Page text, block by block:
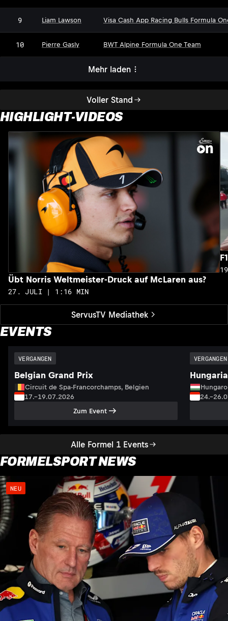
Voller Stand
9 Liam Lawson Visa Cash App Racing Bulls Formula
10 Pierre Gasly BWT Alpine Formula One Team
Mehr laden
HIGHLIGHT-VIDEOS
ServusTV Mediathek
Übt Norris Weltmeister-Druck auf McLaren aus?
27. JULI | 1:16 MIN
EVENTS
Alle Formel 1 Events
VERGANGEN
Belgian Grand Prix
Circuit de Spa-Francorchamps, Belgien
17.–19.07.2026
Zum Event
VERGANGEN
FORMELSPORT NEWS
NEU